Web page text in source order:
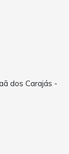
dos Carajás -